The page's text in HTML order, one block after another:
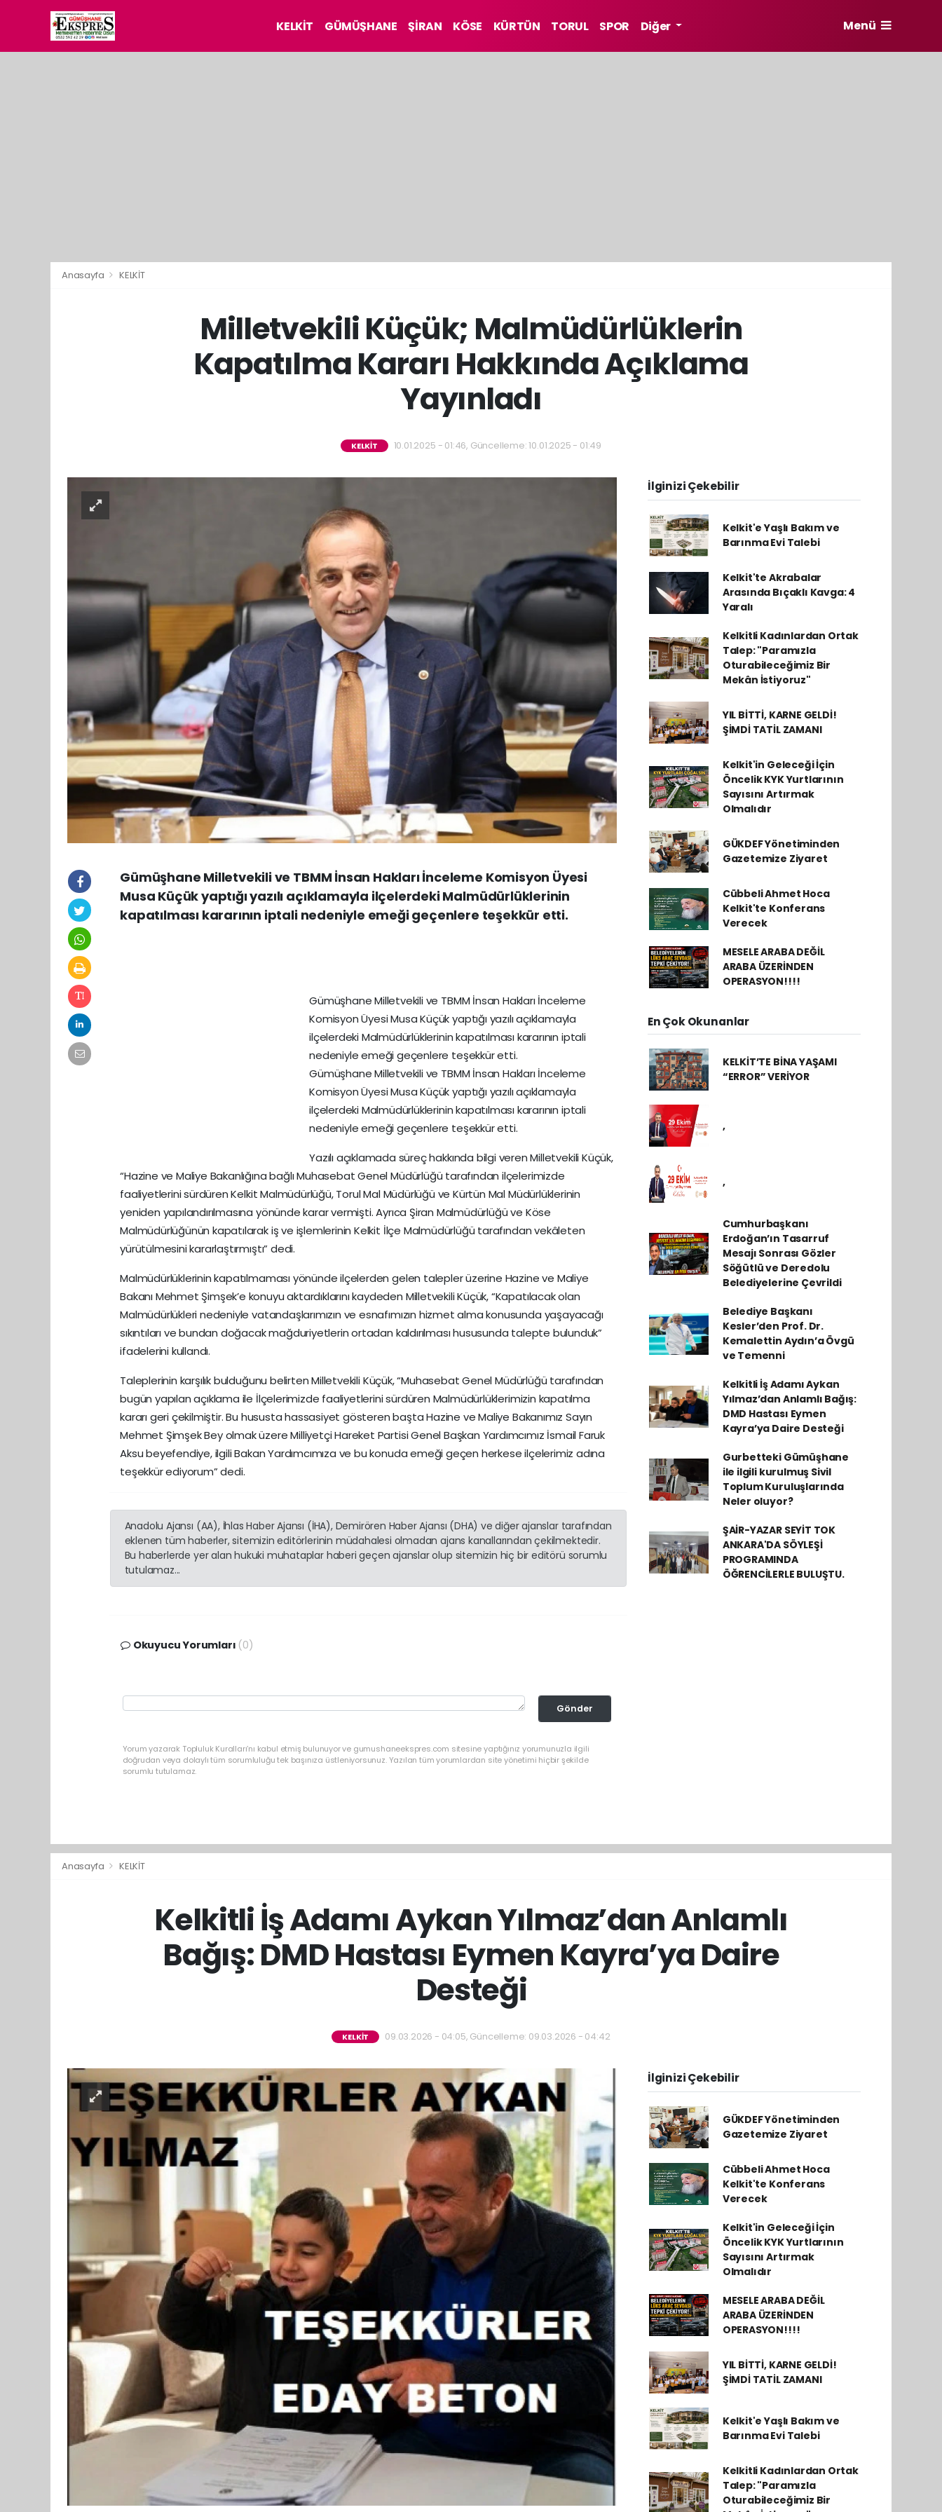
KELKİT GÜMÜŞHANE ŞİRAN KÖSE KÜRTÜN TORUL SPOR Diğer Menü
Anasayfa KELKİT
Milletvekili Küçük; Malmüdürlüklerin
Kapatılma Kararı Hakkında Açıklama
Yayınladı
KELKİT 10.01.2025 - 01:46, Güncelleme: 10.01.2025 - 01:49
Gümüşhane Milletvekili ve TBMM İnsan Hakları İnceleme Komisyon Üyesi
Musa Küçük yaptığı yazılı açıklamayla ilçelerdeki Malmüdürlüklerinin
kapatılması kararının iptali nedeniyle emeği geçenlere teşekkür etti.
Gümüşhane Milletvekili ve TBMM İnsan Hakları İnceleme
Komisyon Üyesi Musa Küçük yaptığı yazılı açıklamayla
ilçelerdeki Malmüdürlüklerinin kapatılması kararının iptali
nedeniyle emeği geçenlere teşekkür etti.
Gümüşhane Milletvekili ve TBMM İnsan Hakları İnceleme
Komisyon Üyesi Musa Küçük yaptığı yazılı açıklamayla
ilçelerdeki Malmüdürlüklerinin kapatılması kararının iptali
nedeniyle emeği geçenlere teşekkür etti.
Yazılı açıklamada süreç hakkında bilgi veren Milletvekili Küçük,
“Hazine ve Maliye Bakanlığına bağlı Muhasebat Genel Müdürlüğü tarafından ilçelerimizde
faaliyetlerini sürdüren Kelkit Malmüdürlüğü, Torul Mal Müdürlüğü ve Kürtün Mal Müdürlüklerinin
yeniden yapılandırılmasına yönünde karar vermişti. Ayrıca Şiran Malmüdürlüğü ve Köse
Malmüdürlüğünün kapatılarak iş ve işlemlerinin Kelkit İlçe Malmüdürlüğü tarafından vekâleten
yürütülmesini kararlaştırmıştı” dedi.
Malmüdürlüklerinin kapatılmaması yönünde ilçelerden gelen talepler üzerine Hazine ve Maliye
Bakanı Mehmet Şimşek’e konuyu aktardıklarını kaydeden Milletvekili Küçük, “Kapatılacak olan
Malmüdürlükleri nedeniyle vatandaşlarımızın ve esnafımızın hizmet alma konusunda yaşayacağı
sıkıntıları ve bundan doğacak mağduriyetlerin ortadan kaldırılması hususunda talepte bulunduk”
ifadelerini kullandı.
Taleplerinin karşılık bulduğunu belirten Milletvekili Küçük, “Muhasebat Genel Müdürlüğü tarafından
bugün yapılan açıklama ile İlçelerimizde faaliyetlerini sürdüren Malmüdürlüklerimizin kapatılma
kararı geri çekilmiştir. Bu hususta hassasiyet gösteren başta Hazine ve Maliye Bakanımız Sayın
Mehmet Şimşek Bey olmak üzere Milliyetçi Hareket Partisi Genel Başkan Yardımcımız İsmail Faruk
Aksu beyefendiye, ilgili Bakan Yardımcımıza ve bu konuda emeği geçen herkese ilçelerimiz adına
teşekkür ediyorum” dedi.
Anadolu Ajansı (AA), İhlas Haber Ajansı (İHA), Demirören Haber Ajansı (DHA) ve diğer ajanslar tarafından
eklenen tüm haberler, sitemizin editörlerinin müdahalesi olmadan ajans kanallarından çekilmektedir.
Bu haberlerde yer alan hukuki muhataplar haberi geçen ajanslar olup sitemizin hiç bir editörü sorumlu
tutulamaz...
Okuyucu Yorumları (0)
Gönder
Yorum yazarak Topluluk Kuralları’nı kabul etmiş bulunuyor ve gumushaneekspres.com sitesine yaptığınız yorumunuzla ilgili
doğrudan veya dolaylı tüm sorumluluğu tek başınıza üstleniyorsunuz. Yazılan tüm yorumlardan site yönetimi hiçbir şekilde
sorumlu tutulamaz.
İlginizi Çekebilir
Kelkit'e Yaşlı Bakım ve
Barınma Evi Talebi
Kelkit'te Akrabalar
Arasında Bıçaklı Kavga: 4
Yaralı
Kelkitli Kadınlardan Ortak
Talep: "Paramızla
Oturabileceğimiz Bir
Mekân İstiyoruz"
YIL BİTTİ, KARNE GELDİ!
ŞİMDİ TATİL ZAMANI
Kelkit'in Geleceği İçin
Öncelik KYK Yurtlarının
Sayısını Artırmak
Olmalıdır
GÜKDEF Yönetiminden
Gazetemize Ziyaret
Cübbeli Ahmet Hoca
Kelkit'te Konferans
Verecek
MESELE ARABA DEĞİL
ARABA ÜZERİNDEN
OPERASYON!!!!
En Çok Okunanlar
KELKİT’TE BİNA YAŞAMI
“ERROR” VERİYOR
,
,
Cumhurbaşkanı
Erdoğan’ın Tasarruf
Mesajı Sonrası Gözler
Söğütlü ve Deredolu
Belediyelerine Çevrildi
Belediye Başkanı
Kesler’den Prof. Dr.
Kemalettin Aydın’a Övgü
ve Temenni
Kelkitli İş Adamı Aykan
Yılmaz’dan Anlamlı Bağış:
DMD Hastası Eymen
Kayra’ya Daire Desteği
Gurbetteki Gümüşhane
ile ilgili kurulmuş Sivil
Toplum Kuruluşlarında
Neler oluyor?
ŞAİR-YAZAR SEYİT TOK
ANKARA'DA SÖYLEŞİ
PROGRAMINDA
ÖĞRENCİLERLE BULUŞTU.
Anasayfa KELKİT
Kelkitli İş Adamı Aykan Yılmaz’dan Anlamlı
Bağış: DMD Hastası Eymen Kayra’ya Daire
Desteği
KELKİT 09.03.2026 - 04:05, Güncelleme: 09.03.2026 - 04:42
İlginizi Çekebilir
GÜKDEF Yönetiminden
Gazetemize Ziyaret
Cübbeli Ahmet Hoca
Kelkit'te Konferans
Verecek
Kelkit'in Geleceği İçin
Öncelik KYK Yurtlarının
Sayısını Artırmak
Olmalıdır
MESELE ARABA DEĞİL
ARABA ÜZERİNDEN
OPERASYON!!!!
YIL BİTTİ, KARNE GELDİ!
ŞİMDİ TATİL ZAMANI
Kelkit'e Yaşlı Bakım ve
Barınma Evi Talebi
Kelkitli Kadınlardan Ortak
Talep: "Paramızla
Oturabileceğimiz Bir